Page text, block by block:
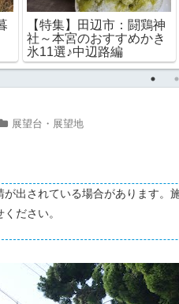
【特集】田辺市：闘鶏神
社～本宮のおすすめかき
氷11選♪中辺路編
展望台・展望地
出されている場合があります。
ださい。